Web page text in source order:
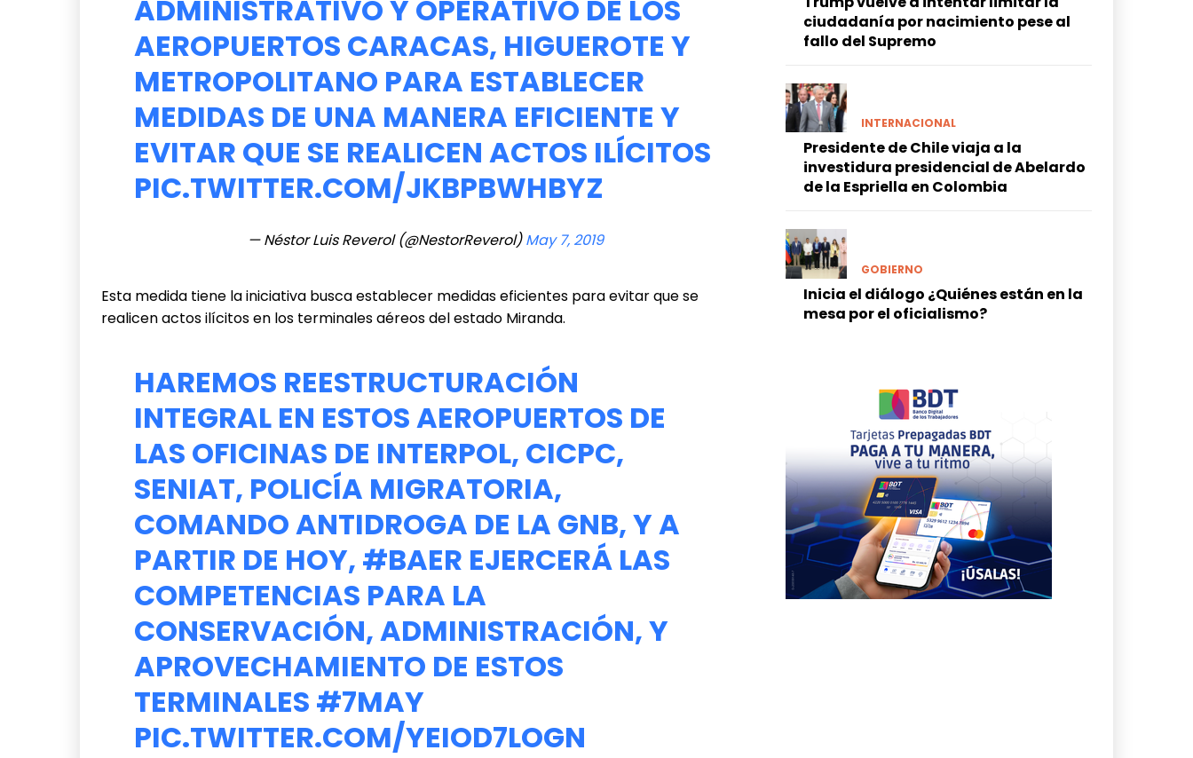
ADMINISTRATIVO Y OPERATIVO DE LOS
AEROPUERTOS CARACAS, HIGUEROTE Y
METROPOLITANO PARA ESTABLECER
MEDIDAS DE UNA MANERA EFICIENTE Y
EVITAR QUE SE REALICEN ACTOS ILÍCITOS
PIC.TWITTER.COM/JKBPBWHBYZ
— Néstor Luis Reverol (@NestorReverol)May 7, 2019
Esta medida tiene la iniciativa busca establecer medidas eficientes para evitar que se
realicen actos ilícitos en los terminales aéreos del estado Miranda.
HAREMOS REESTRUCTURACIÓN
INTEGRAL EN ESTOS AEROPUERTOS DE
LAS OFICINAS DE INTERPOL, CICPC,
SENIAT, POLICÍA MIGRATORIA,
COMANDO ANTIDROGA DE LA GNB, Y A
PARTIR DE HOY, #BAER EJERCERÁ LAS
COMPETENCIAS PARA LA
CONSERVACIÓN, ADMINISTRACIÓN, Y
APROVECHAMIENTO DE ESTOS
TERMINALES #7MAY
PIC.TWITTER.COM/YEIOD7LOGN
ciudadanía por nacimiento pese al
fallo del Supremo
INTERNACIONAL
Presidente de Chile viaja a la
investidura presidencial de Abelardo
de la Espriella en Colombia
GOBIERNO
Inicia el diálogo ¿Quiénes están en la
mesa por el oficialismo?